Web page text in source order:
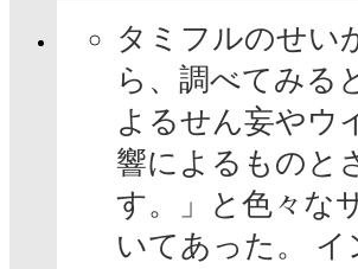
タミフルのせい
ら、調べてみる
よるせん妄やウ
響によるものと
す。」と色々な
いてあった。 イ